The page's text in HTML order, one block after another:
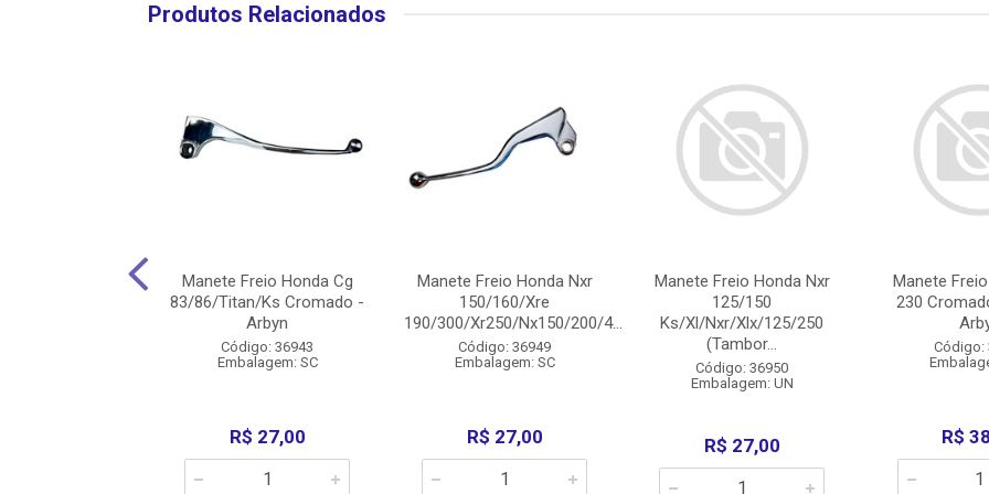
Produtos Relacionados
Honda Cg 160
Manete Freio Honda Cg
83/86/Titan/Ks Cromado -
Arbyn
Código: 36943
Embalagem: SC
R$ 27,00
Manete Freio Honda Nxr
150/160/Xre
190/300/Xr250/Nx150/200/4...
Código: 36949
Embalagem: SC
R$ 27,00
Manete Freio Honda Nxr
125/150
Ks/Xl/Nxr/Xlx/125/250
(Tambor...
Código: 36950
Embalagem: UN
R$ 27,00
Manete
230
Código:
R$